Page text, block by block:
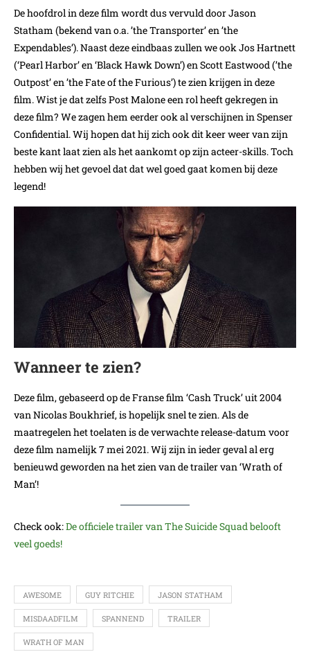
De hoofdrol in deze film wordt dus vervuld door Jason
Statham (bekend van o.a. ’the Transporter’ en ’the
Expendables’). Naast deze eindbaas zullen we ook Jos Hartnett
(‘Pearl Harbor’ en ‘Black Hawk Down’) en Scott Eastwood (’the
Outpost’ en ’the Fate of the Furious’) te zien krijgen in deze
film. Wist je dat zelfs Post Malone een rol heeft gekregen in
deze film? We zagen hem eerder ook al verschijnen in Spenser
Confidential. Wij hopen dat hij zich ook dit keer weer van zijn
beste kant laat zien als het aankomt op zijn acteer-skills. Toch
hebben wij het gevoel dat dat wel goed gaat komen bij deze
legend!
Wanneer te zien?
Deze film, gebaseerd op de Franse film ‘Cash Truck’ uit 2004
van Nicolas Boukhrief, is hopelijk snel te zien. Als de
maatregelen het toelaten is de verwachte release-datum voor
deze film namelijk 7 mei 2021. Wij zijn in ieder geval al erg
benieuwd geworden na het zien van de trailer van ‘Wrath of
Man’!
Check ook:De officiele trailer van The Suicide Squad belooft
veel goeds!
AWESOME GUY RITCHIE JASON STATHAM
MISDAADFILM SPANNEND TRAILER
WRATH OF MAN